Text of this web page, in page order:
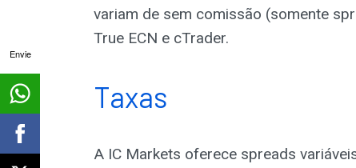
variam de sem comissão (somente
True ECN e cTrader.
Taxas
A IC Markets oferece spreads
Envie